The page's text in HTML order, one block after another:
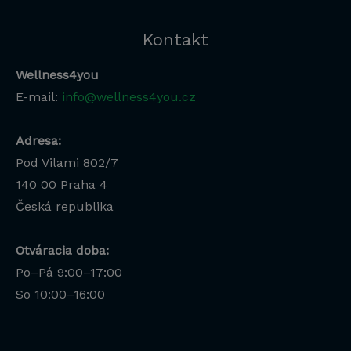
Kontakt
Wellness4you
E-mail: info@wellness4you.cz
Adresa:
Pod Vilami 802/7
140 00 Praha 4
Česká republika
Otváracia doba:
Po–Pá 9:00–17:00
So 10:00–16:00